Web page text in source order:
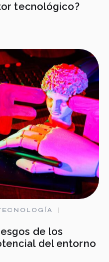
tecnológico?
de los
del entorno